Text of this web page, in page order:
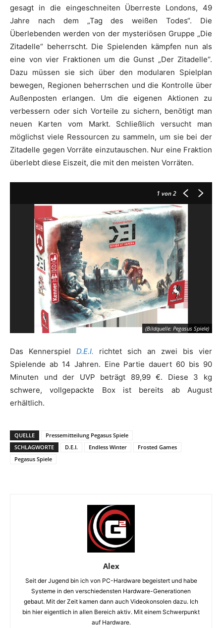
gesagt in die eingeschneiten Überreste Londons, 49
Jahre nach dem „Tag des weißen Todes“. Die
Überlebenden werden von der mysteriösen Gruppe „Die
Zitadelle“ beherrscht. Die Spielenden kämpfen nun als
eine von vier Fraktionen um die Gunst „Der Zitadelle“.
Dazu müssen sie sich über den modularen Spielplan
bewegen, Regionen beherrschen und die Kontrolle über
Außenposten erlangen. Um die eigenen Aktionen zu
verbessern oder sich Vorteile zu sichern, benötigt man
neuen Karten vom Markt. Schließlich versucht man
möglichst viele Ressourcen zu sammeln, um sie bei der
Zitadelle gegen Vorräte einzutauschen. Nur eine Fraktion
überlebt diese Eiszeit, die mit den meisten Vorräten.
1 von 2
(Bildquelle: Pegasus Spiele)
Das Kennerspiel D.E.I.
richtet sich an zwei bis vier
Spielende ab 14 Jahren. Eine Partie dauert 60 bis 90
Minuten und der UVP beträgt 89,99 €. Diese 3 kg
schwere, vollgepackte Box ist bereits ab August
erhältlich.
QUELLE
Pressemitteilung Pegasus Spiele
SCHLAGWORTE
D.E.I. Endless Winter
Frosted Games
Pegasus Spiele
Alex
Seit der Jugend bin ich von PC-Hardware begeistert und habe
Systeme in den verschiedensten Hardware-Generationen
gebaut. Mit der Zeit kamen dann auch Videokonsolen dazu. Ich
bin hier eigentlich in allen Bereich aktiv. Mit einem Schwerpunkt
auf Hardware.